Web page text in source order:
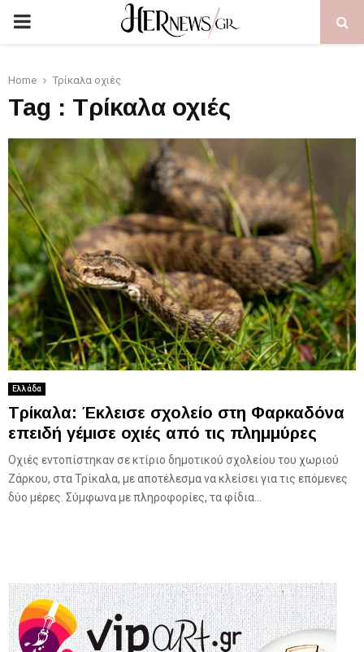
PRIMARY
Home Τρίκαλα οχιές
Tag : Τρίκαλα οχιές
Ελλάδα
Τρίκαλα: Έκλεισε σχολείο στη Φαρκαδόνα
επειδή γέμισε οχιές από τις πλημμύρες
Οχιές εντοπίστηκαν σε κτίριο δημοτικού σχολείου του χωριού
Ζάρκου, στα Τρίκαλα, με αποτέλεσμα να κλείσει για τις επόμενες
δύο μέρες. Σύμφωνα με πληροφορίες, τα φίδια...